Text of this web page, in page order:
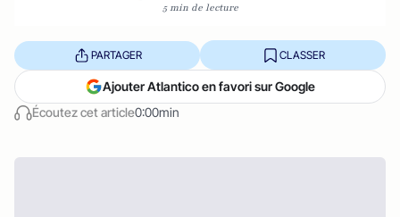
5 min de lecture
Écoutez cet article0:00min
PARTAGER CLASSER
Ajouter Atlantico en favori sur Google